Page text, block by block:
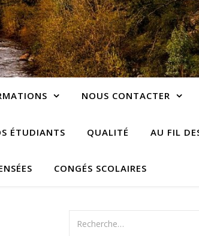
NOUS CONTACTER
ÉTUDIANTS QUALITÉ AU FIL
CONGÉS SCOLAIRES